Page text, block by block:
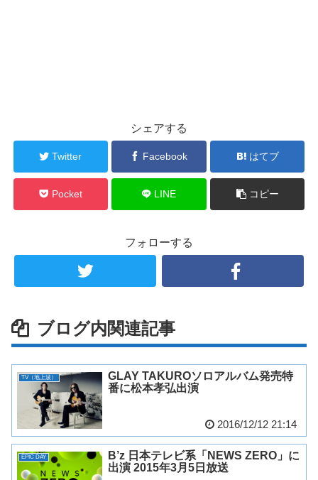
シェアする
Twitter Facebook はてブ
Pocket LINE コピー
フォローする
ブログ内関連記事
TV（地上波）
GLAY TAKUROソロアルバム発売特
番に松本孝弘出演
2016/12/12 21:14
EPIC DAY
B’z 日本テレビ系「NEWS ZERO」に
出演 2015年3月5日放送